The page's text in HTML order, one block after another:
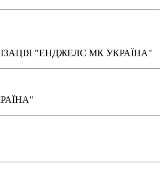
"ЕНДЖЕЛС МК УКРАЇНА"